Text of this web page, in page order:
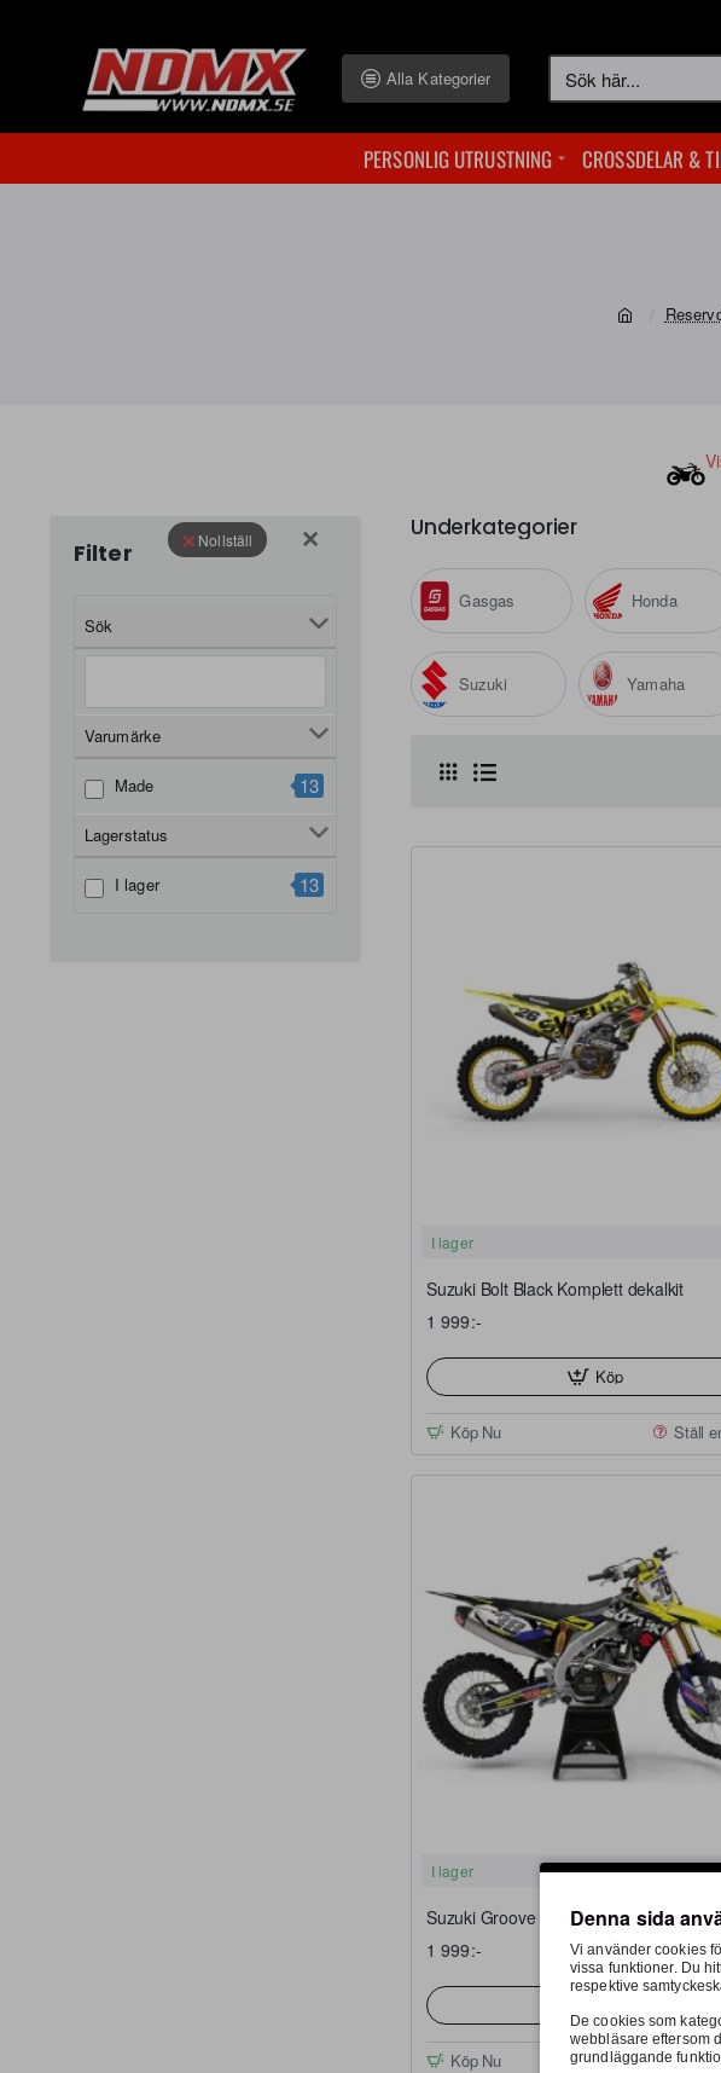
Alla Kategorier
Sök
PERSONLIG UTRUSTNING CROSSDELAR &
Filter Nollställ
Sök
Varumärke
Made 13
Lagerstatus
I lager 13
Underkategorier
Gasgas Honda
Suzuki Yamaha
I lager
Suzuki Bolt Black Komplett dekalkit
1 999:-
Köp
Köp Nu Ställ
FRI
I lager
Suzuki Groove Komplett dekalkit
1 999:-
Köp Nu Ställ
Denna sida
Vi använder cookies
vissa funktioner. Du
respektive
De cookies som
webbläsare eftersom
grundläggande